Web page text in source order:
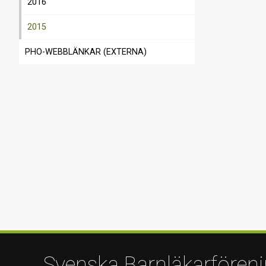
2016
2015
PHO-WEBBLÄNKAR (EXTERNA)